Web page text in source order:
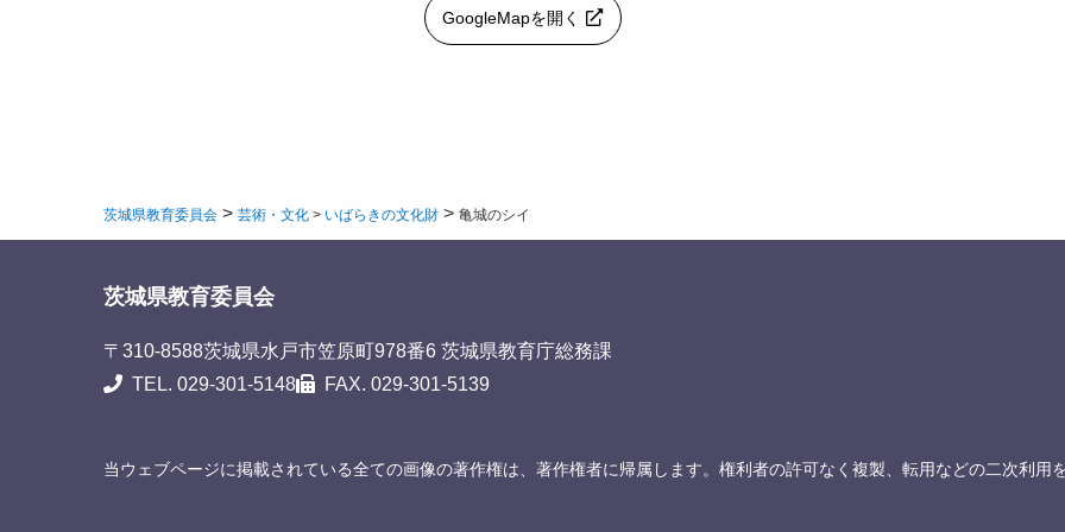
GoogleMapを開く
茨城県教育委員会 > 芸術・文化 > いばらきの文化財 > 亀城のシイ
茨城県教育委員会
〒310-8588茨城県水戸市笠原町978番6 茨城県教育庁総務課
TEL. 029-301-5148
FAX. 029-301-5139
当ウェブページに掲載されている全ての画像の著作権は、著作権者に帰属します。権利者の許可なく複製、転用などの二次利用